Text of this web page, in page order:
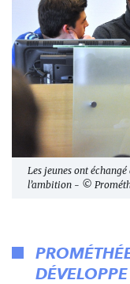
Les jeunes ont
l’ambition - ©